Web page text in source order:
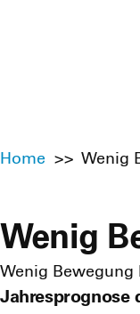
Home >> Wenig
Wenig
Wenig Bewegung
Jahresprognose